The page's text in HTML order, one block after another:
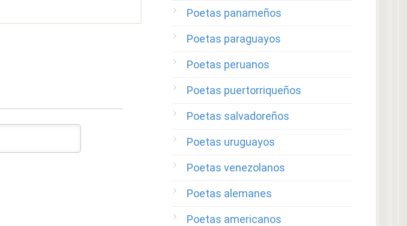
Poetas panameños
Poetas paraguayos
Poetas peruanos
Poetas puertorriqueños
Poetas salvadoreños
Poetas uruguayos
Poetas venezolanos
Poetas alemanes
Poetas americanos